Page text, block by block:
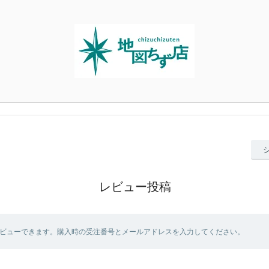
レビュー投稿
ューできます。購入時の受注番号とメールアドレスを入力してください。